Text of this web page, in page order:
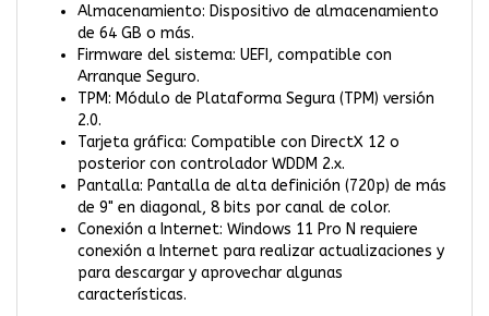
Almacenamiento: Dispositivo de almacenamiento
de 64 GB o más.
Firmware del sistema: UEFI, compatible con
Arranque Seguro.
TPM: Módulo de Plataforma Segura (TPM) versión
2.0.
Tarjeta gráfica: Compatible con DirectX 12 o
posterior con controlador WDDM 2.x.
Pantalla: Pantalla de alta definición (720p) de más
de 9" en diagonal, 8 bits por canal de color.
Conexión a Internet: Windows 11 Pro N requiere
conexión a Internet para realizar actualizaciones y
para descargar y aprovechar algunas
características.